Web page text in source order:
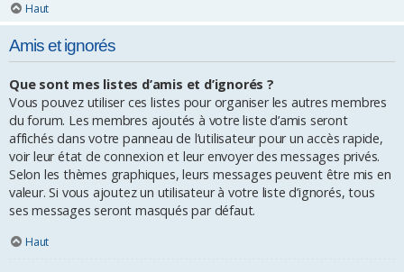
Haut
Amis et ignorés
Que sont mes listes d’amis et d’ignorés ?
Vous pouvez utiliser ces listes pour organiser les autres membres
du forum. Les membres ajoutés à votre liste d’amis seront
affichés dans votre panneau de l’utilisateur pour un accès rapide,
voir leur état de connexion et leur envoyer des messages privés.
Selon les thèmes graphiques, leurs messages peuvent être mis en
valeur. Si vous ajoutez un utilisateur à votre liste d’ignorés, tous
ses messages seront masqués par défaut.
Haut